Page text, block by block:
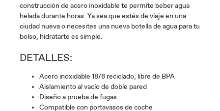
construcción de acero inoxidable te permite beber agua
helada durante horas. Ya sea que estés de viaje en una
ciudad nueva o necesites una nueva botella de agua para tu
bolso, hidratarte es simple.
DETALLES:
Acero inoxidable 18/8 reciclado, libre de BPA
Aislamiento al vacío de doble pared
Diseño a prueba de fugas
Compatible con portavasos de coche